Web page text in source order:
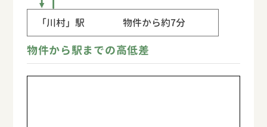
「川村」駅 物件から約7分
物件から駅までの高低差